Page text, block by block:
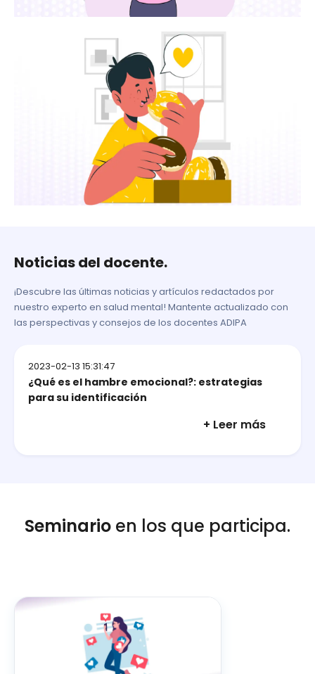
Noticias del docente.
¡Descubre las últimas noticias y artículos redactados por
nuestro experto en salud mental! Mantente actualizado con
las perspectivas y consejos de los docentes ADIPA
2023-02-13 15:31:47
¿Qué es el hambre emocional?: estrategias
para su identificación
+ Leer más
Seminario en los que participa.